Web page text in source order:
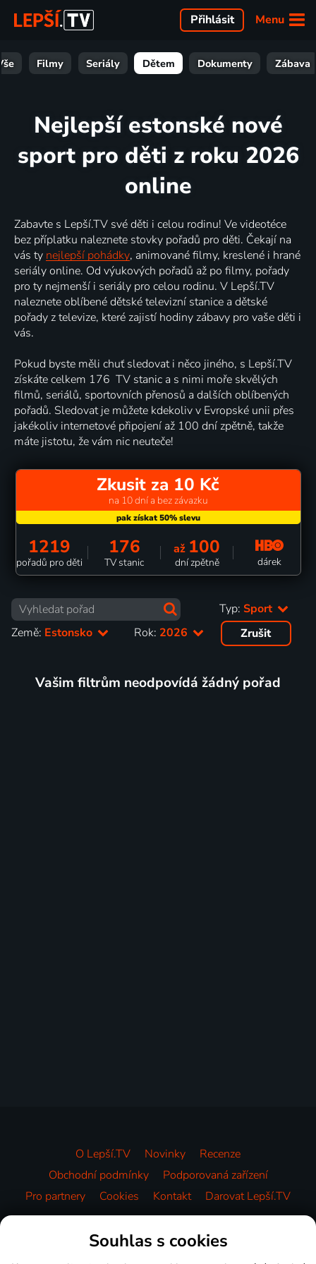
Menu
Přihlásit
Filmy Seriály Dětem Dokumenty Zábava
Nejlepší estonské nové
sport pro děti z roku 2026
online
Zabavte s Lepší.TV své děti i celou rodinu! Ve videotéce
bez příplatku naleznete stovky pořadů pro děti. Čekají na
vás ty nejlepší pohádky, animované filmy, kreslené i hrané
seriály online. Od výukových pořadů až po filmy, pořady
pro ty nejmenší i seriály pro celou rodinu. V Lepší.TV
naleznete oblíbené dětské televizní stanice a dětské
pořady z televize, které zajistí hodiny zábavy pro vaše děti i
vás.
Pokud byste měli chuť sledovat i něco jiného, s Lepší.TV
získáte celkem 176 TV stanic a s nimi moře skvělých
filmů, seriálů, sportovních přenosů a dalších oblíbených
pořadů. Sledovat je můžete kdekoliv v Evropské unii přes
jakékoliv internetové připojení až 100 dní zpětně, takže
máte jistotu, že vám nic neuteče!
Zkusit za 10 Kč
na 10 dní a bez závazku
1219
pořadů pro děti
176
TV stanic
až 100
dní zpětně dárek
Typ: Sport
Země: Estonsko Rok: 2026 Zrušit
Vašim filtrům neodpovídá žádný pořad
O Lepší.TV Novinky
Recenze
Obchodní podmínky
Podporovaná zařízení
Pro partnery
Cookies Kontakt Darovat Lepší.TV
Videotéka
Souhlas s cookies